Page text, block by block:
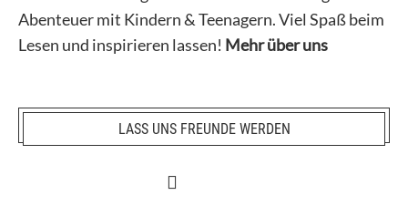
Abenteuer mit Kindern & Teenagern. Viel Spaß beim
Lesen und inspirieren lassen! Mehr über uns
LASS UNS FREUNDE WERDEN